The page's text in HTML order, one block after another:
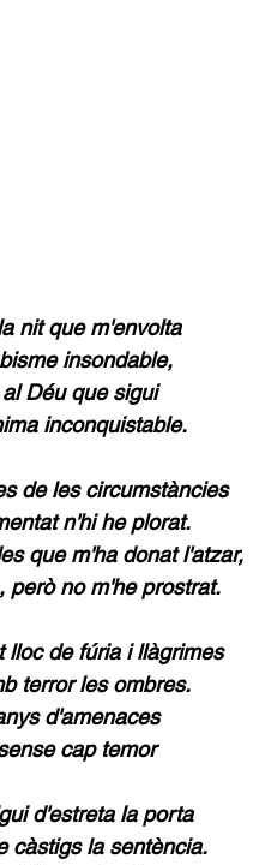
nit que m'envolta
insondable,
Déu que sigui
inconquistable.
de les circumstàncies
n'hi he plorat.
que m'ha donat l'atzar,
però no m'he prostrat.
lloc de fúria i llàgrimes
terror les ombres.
d'amenaces
cap temor
d'estreta la porta
càstigs la sentència.